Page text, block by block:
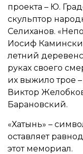
проекта – Ю.
скульптор
Селиханов.
Иосиф
летний
руках своего
их выжило трое
Виктор
Барановский.
«Хатынь» –
оставляет
этот мемориал.